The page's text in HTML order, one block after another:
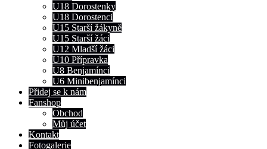
U18 Dorostenky
U18 Dorostenci
U15 Starší žákyně
U15 Starší žáci
U12 Mladší žáci
U10 Přípravka
U8 Benjamínci
U6 Minibenjamínci
Přidej se k nám
Fanshop
Obchod
Můj účet
Kontakt
Fotogalerie